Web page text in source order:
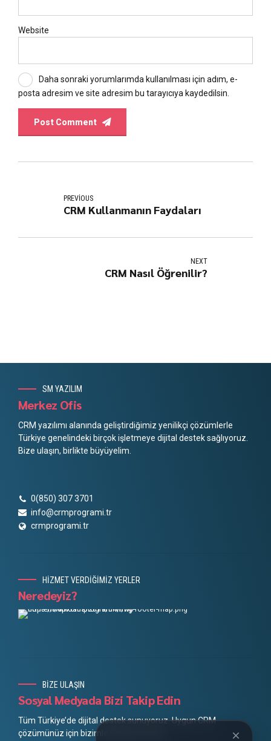
Website
Daha sonraki yorumlarımda kullanılması için adım, e-
posta adresim ve site adresim bu tarayıcıya kaydedilsin.
Post Comment
PREVIOUS
CRM Kullanmanın Faydaları
NEXT
CRM Nasıl Öğrenilir?
SM YAZILIM
Merkez Ofis
CRM yazılımı alanında geliştirdiğimiz yenilikçi çözümlerle
Türkiye genelindeki birçok işletmeye dijital destek sağlıyoruz.
Bize ulaşın, birlikte büyüyelim.
0(850) 307 3701
info@crmprogrami.tr
crmprogrami.tr
HİZMET VERDİĞİMİZ YERLER
Neredeyiz?
BİZE ULAŞIN
Sosyal Medyada Bizi Takip Edin
Tüm Türkiye’de dijital destek sunuyoruz. Uygun CRM
çözümünüz için bizimle iletişime geçin.